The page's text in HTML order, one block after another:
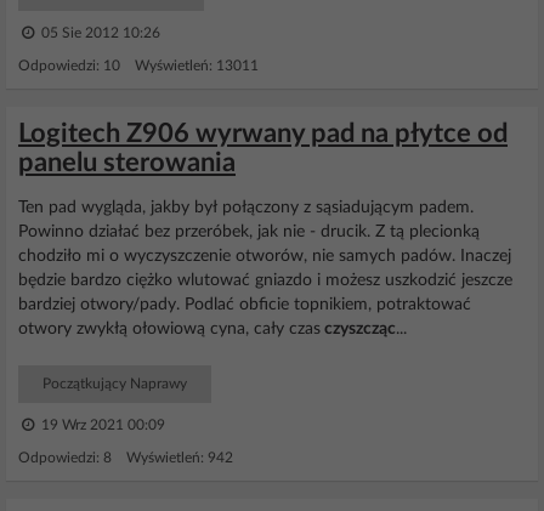
05 Sie 2012 10:26
Odpowiedzi: 10 Wyświetleń: 13011
Logitech Z906 wyrwany pad na płytce od
panelu sterowania
Ten pad wygląda, jakby był połączony z sąsiadującym padem.
Powinno działać bez przeróbek, jak nie - drucik. Z tą plecionką
chodziło mi o wyczyszczenie otworów, nie samych padów. Inaczej
będzie bardzo ciężko wlutować gniazdo i możesz uszkodzić jeszcze
bardziej otwory/pady. Podlać obficie topnikiem, potraktować
otwory zwykłą ołowiową cyna, cały czas czyszcząc...
Początkujący Naprawy
19 Wrz 2021 00:09
Odpowiedzi: 8 Wyświetleń: 942